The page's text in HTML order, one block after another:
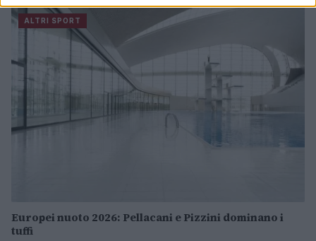
ALTRI SPORT
Europei nuoto 2026: Pellacani e Pizzini dominano i
tuffi